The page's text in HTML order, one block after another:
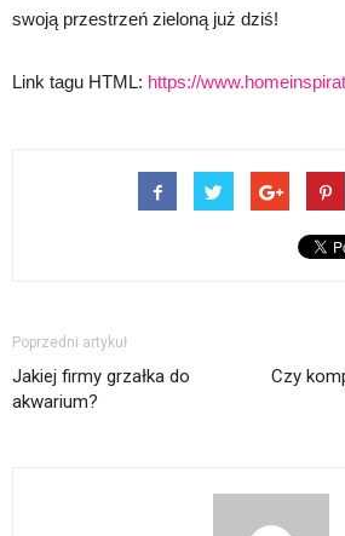
swoją przestrzeń zieloną już dziś!
Link tagu HTML: https://
Poprzedni artykuł
Jakiej firmy grzałka do
akwarium?
Czy